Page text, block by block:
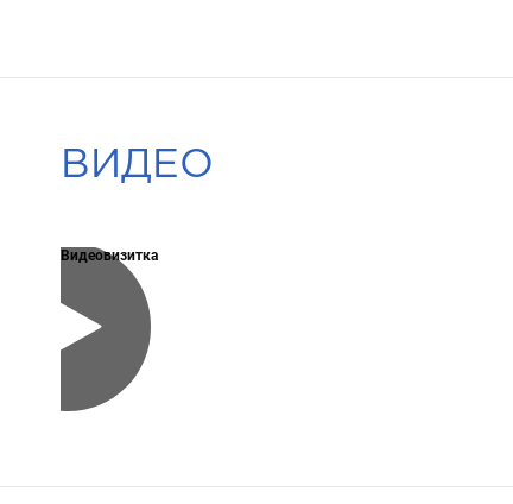
ВИДЕО
Видеовизитка